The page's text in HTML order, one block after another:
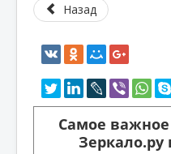
Назад
Самое
Зеркало.ру